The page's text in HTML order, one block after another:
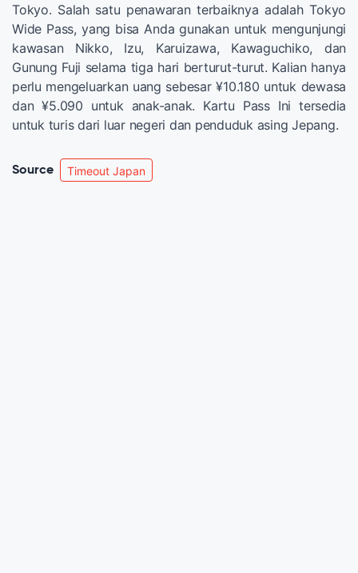
Tokyo. Salah satu penawaran terbaiknya adalah Tokyo
Wide Pass, yang bisa Anda gunakan untuk mengunjungi
kawasan Nikko, Izu, Karuizawa, Kawaguchiko, dan
Gunung Fuji selama tiga hari berturut-turut. ​​Kalian hanya
perlu mengeluarkan uang sebesar ¥10.180 untuk dewasa
dan ¥5.090 untuk anak-anak. Kartu Pass Ini tersedia
untuk turis dari luar negeri dan penduduk asing Jepang.
Source Timeout Japan